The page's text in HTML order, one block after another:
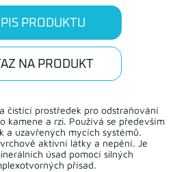
PRODUKTU
NA PRODUKT
čistící prostředek pro odstraňování
kamene a rzi. Používá se především
a uzavřených mycích systémů.
aktivní látky a nepění. Je
úsad pomocí silných
přísad.